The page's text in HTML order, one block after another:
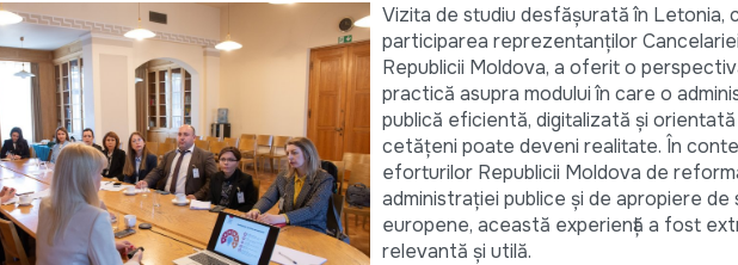
Vizita de studiu desfășurată în Letonia,
participarea reprezentanților
Republicii Moldova, a oferit o
practică asupra modului în care o
publică eficientă, digitalizată și
cetățeni poate deveni realitate. În
eforturilor Republicii Moldova de
administrației publice și de apropiere de
europene, această experiență a fost
relevantă și utilă.